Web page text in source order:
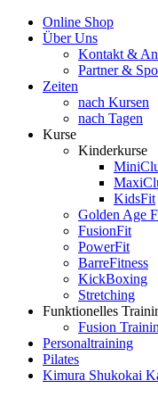
Online Shop
Über Uns
Kontakt &
Partner &
Zeiten
nach Kursen
nach Tagen
Kurse
Kinderkurse
KidsFit
Golden Age
FusionFit
PowerFit
BarreFitness
KickBoxing
Stretching
Funktionelles
Fusion
Personaltraining
Pilates
Kimura Shukokai